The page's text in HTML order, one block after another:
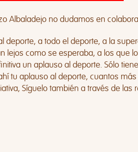
Albaladejo no dudamos en
deporte, a todo el deporte, a la
lejos como se esperaba, a los que
un aplauso al deporte. Sólo
tu aplauso al deporte, cuantos
Síguelo también a través de las